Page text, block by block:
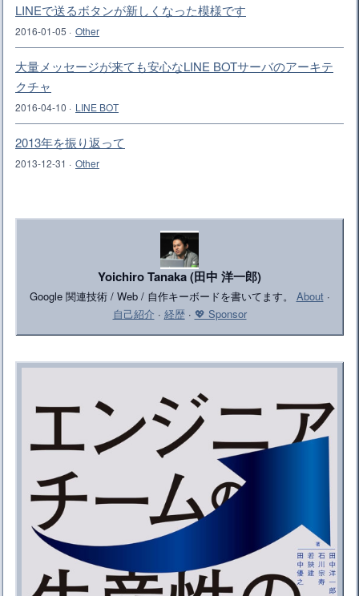
LINEで送るボタンが新しくなった模様です
2016-01-05 · Other
大量メッセージが来ても安心なLINE BOTサーバのアーキテ
クチャ
2016-04-10 · LINE BOT
2013年を振り返って
2013-12-31 · Other
Yoichiro Tanaka (田中 洋一郎)
Google 関連技術 / Web / 自作キーボードを書いてます。 About·
自己紹介 · 経歴· 💖 Sponsor